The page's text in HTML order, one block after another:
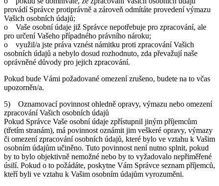
provádí Správce protiprávně a zároveň odmítáte provedení výmazu
Vašich osobních údajů;
o Vaše osobní údaje již Správce nepotřebuje pro zpracování, ale
pro určení Vašeho případného právního nároku;
o využil/a jste práva vznést námitku proti zpracování Vašich
osobních údajů a nebylo dosud rozhodnuto, zda převažují naše
oprávněné důvody pro jejich zpracování.
Pokud bude Vámi požadované omezení zrušeno, budete na to včas
upozorněn/a.
5) Oznamovací povinnost ohledně opravy, výmazu nebo omezení
zpracování Vašich osobních údajů
Pokud Správce Vaše osobní údaje zpřístupnil jiným příjemcům
(třetím stranám), má povinnost oznámit jim veškeré opravy, výmazy
či omezení zpracování osobních údajů, které bylo ve vztahu k Vašim
osobním údajům učiněno. Tuto povinnost není nutno splnit, pokud
by to bylo objektivně nemožné nebo by to vyžadovalo nepřiměřené
úsilí. Pokud o to požádáte, poskytne Vám Správce seznam příjemců,
kteří byli ve vztahu k Vašim osobním údajům vyrozuměni.